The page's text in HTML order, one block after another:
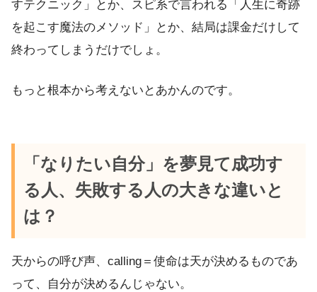
すテクニック」とか、スピ系で言われる「人生に奇跡
を起こす魔法のメソッド」とか、結局は課金だけして
終わってしまうだけでしょ。
もっと根本から考えないとあかんのです。
「なりたい自分」を夢見て成功す
る人、失敗する人の大きな違いと
は？
天からの呼び声、calling＝使命は天が決めるものであ
って、自分が決めるんじゃない。